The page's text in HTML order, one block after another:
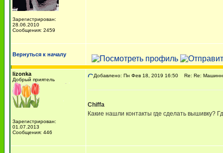
Зарегистрирован:
28.06.2010
Сообщения: 2459
Вернуться к началу
lizonka
Добрый приятель
Зарегистрирован:
01.07.2013
Сообщения: 446
Добавлено: Пн Фев 18, 2019 16:50 Re: Re:
Chiffa
Какие нашли контакты где сделать вышивку?